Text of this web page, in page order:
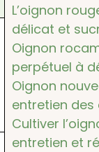
L’oignon
délicat et
Oignon
perpétuel à
Oignon
entretien
Cultiver
entretien et